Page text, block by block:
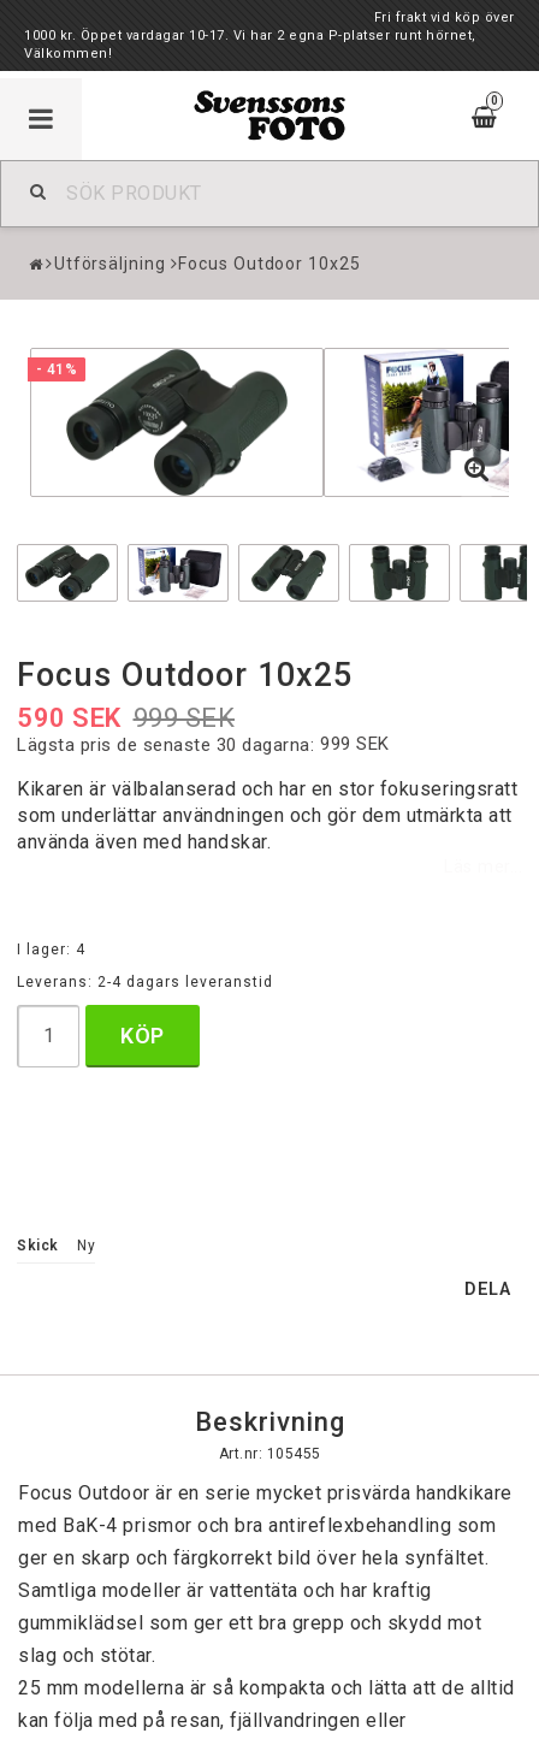
Fri frakt vid köp över
1000 kr. Öppet vardagar 10-17. Vi har 2 egna P-platser runt hörnet,
Välkommen!
0
Utförsäljning Focus Outdoor 10x25
- 41%
Focus Outdoor 10x25
999 SEK
590 SEK
Lägsta pris de senaste 30 dagarna 999 SEK
Kikaren är välbalanserad och har en stor fokuseringsratt
som underlättar användningen och gör dem utmärkta att
använda även med handskar.
I lager: 4
Leverans: 2-4 dagars leveranstid
KÖP
Skick Ny
DELA
Beskrivning
Art.nr: 105455
Focus Outdoor är en serie mycket prisvärda handkikare
med BaK-4 prismor och bra antireflexbehandling som
ger en skarp och färgkorrekt bild över hela synfältet.
Samtliga modeller är vattentäta och har kraftig
gummiklädsel som ger ett bra grepp och skydd mot
slag och stötar.
25 mm modellerna är så kompakta och lätta att de alltid
kan följa med på resan, fjällvandringen eller